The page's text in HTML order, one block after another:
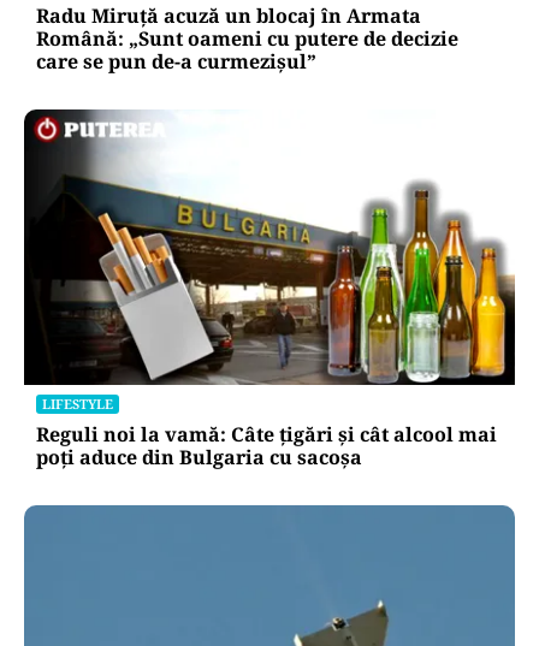
Radu Miruță acuză un blocaj în Armata
Română: „Sunt oameni cu putere de decizie
care se pun de-a curmezișul”
LIFESTYLE
Reguli noi la vamă: Câte țigări și cât alcool mai
poți aduce din Bulgaria cu sacoșa